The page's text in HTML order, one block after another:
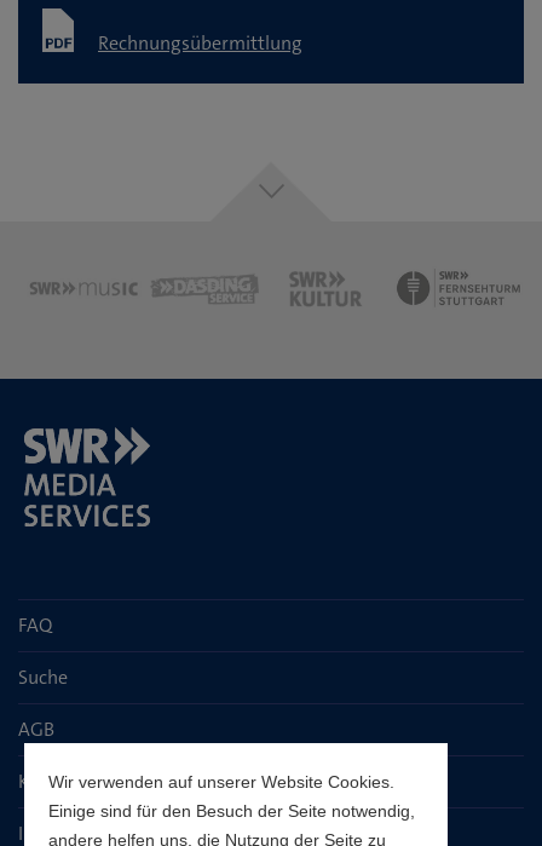
Wir verwenden auf unserer Website Cookies.
Einige sind für den Besuch der Seite notwendig,
andere helfen uns, die Nutzung der Seite zu
Rechnungsübermittlung
FAQ
Suche
AGB
Kontaktseite
Impressum